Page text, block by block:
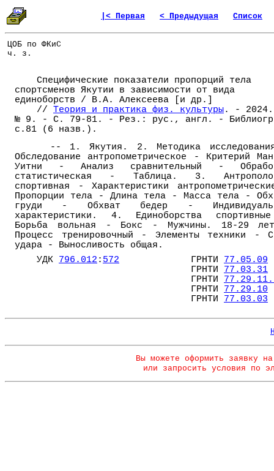
|< Первая < Предыдущая Список
ЦОБ по ФКиС
ч. з.
Специфические показатели пропорций тела
спортсменов Якутии в зависимости от вида
единоборств / В.А. Алексеева [и др.]
// Теория и практика физ. культуры. -
№ 9. - С. 79-81. - Рез.: рус., англ. -
с.81 (6 назв.).
-- 1. Якутия. 2. Методика
Обследование антропометрическое - Критерий
Уитни - Анализ сравнительный -
статистическая - Таблица. 3.
спортивная - Характеристики
Пропорции тела - Длина тела - Масса тела -
груди - Обхват бедер -
характеристики. 4. Единоборства
Борьба вольная - Бокс - Мужчины. 18-29
Процесс тренировочный - Элементы техники -
удара - Выносливость общая.
УДК 796.012 : 572 ГРНТИ 77.05.09
ГРНТИ 77.03.31
ГРНТИ
ГРНТИ 77.29.10
ГРНТИ 77.03.03
Вы можете оформить заявку
или запросить условия по